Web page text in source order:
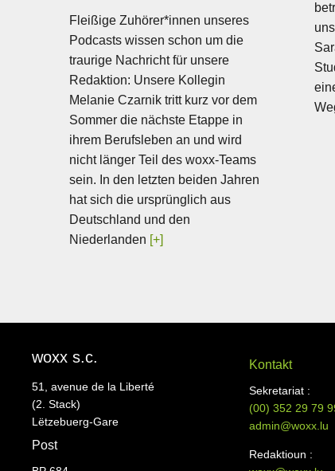
Fleißige Zuhörer*innen unseres
Podcasts wissen schon um die
traurige Nachricht für unsere
Redaktion: Unsere Kollegin
Melanie Czarnik tritt kurz vor dem
Sommer die nächste Etappe in
ihrem Berufsleben an und wird
nicht länger Teil des woxx-Teams
sein. In den letzten beiden Jahren
hat sich die ursprünglich aus
Deutschland und den
Niederlanden [+]
woxx s.c.
51, avenue de la Liberté
(2. Stack)
Lëtzebuerg-Gare
Post
Kontakt
Sekretariat :
(00)352 29 79
admin@woxx.lu
Redaktioun :